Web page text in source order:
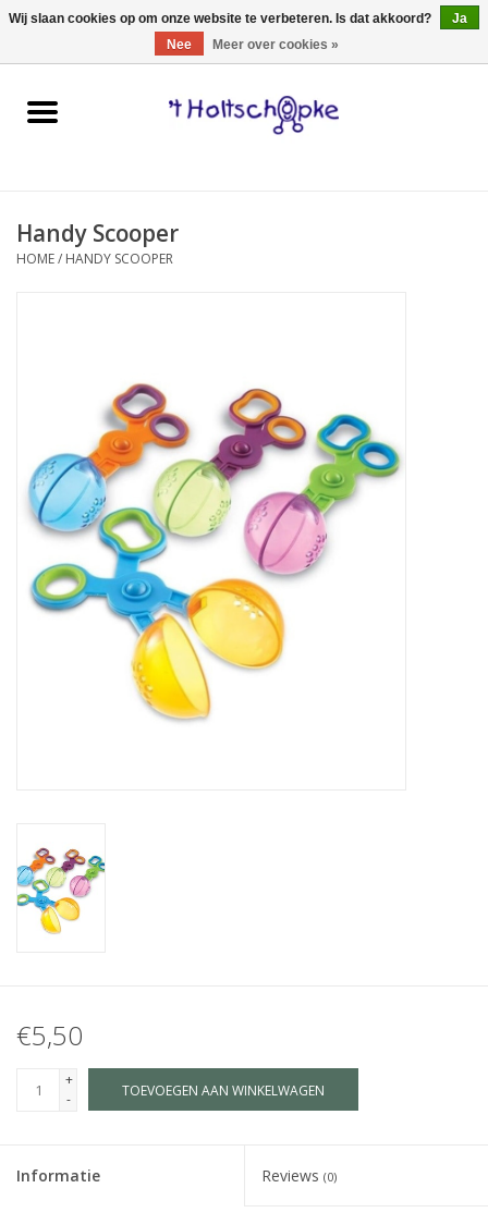
0 Artikelen - €0,00
Home
spellen
hebbedingen
kinderkamer
eten & drinken
knuffels
Handy Scooper
HOME/ HANDY SCOOPER
€5,50
+
-
TOEVOEGEN AAN WINKELWAGEN
Informatie Reviews (0)
Wij slaan cookies op om onze website te verbeteren. Is dat akkoord?
Ja
Nee
Meer over cookies »